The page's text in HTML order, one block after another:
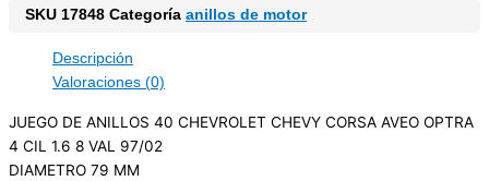
SKU 17848 Categoría anillos de motor
Descripción
Valoraciones (0)
JUEGO DE ANILLOS 40 CHEVROLET CHEVY CORSA AVEO OPTRA
4 CIL 1.6 8 VAL 97/02
DIAMETRO 79 MM